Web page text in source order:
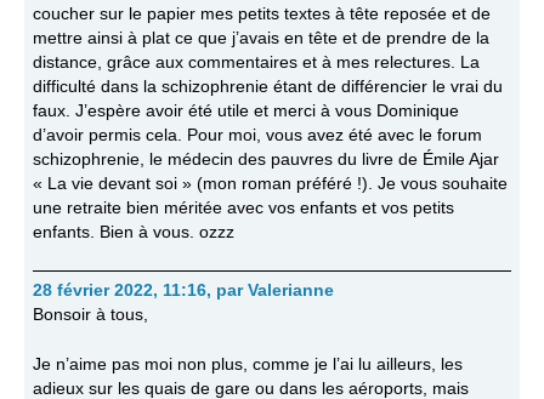
coucher sur le papier mes petits textes à tête reposée et de
mettre ainsi à plat ce que j’avais en tête et de prendre de la
distance, grâce aux commentaires et à mes relectures. La
difficulté dans la schizophrenie étant de différencier le vrai du
faux. J’espère avoir été utile et merci à vous Dominique
d’avoir permis cela. Pour moi, vous avez été avec le forum
schizophrenie, le médecin des pauvres du livre de Émile Ajar
« La vie devant soi » (mon roman préféré !). Je vous souhaite
une retraite bien méritée avec vos enfants et vos petits
enfants. Bien à vous. ozzz
28 février 2022, 11:16, par Valerianne
Bonsoir à tous,
Je n’aime pas moi non plus, comme je l’ai lu ailleurs, les
adieux sur les quais de gare ou dans les aéroports, mais